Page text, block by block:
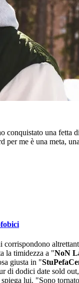
una fetta
per me è una meta,
la timidezza a "NoN
giusta in "
di dodici date sold
lui. "Sono